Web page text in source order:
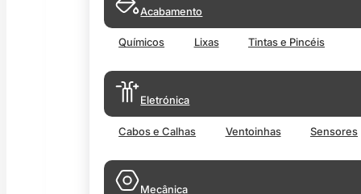
Acabamento
Químicos Lixas Tintas e Pincéis
Eletrónica
Cabos e Calhas Ventoinhas Sensores
Mecânica